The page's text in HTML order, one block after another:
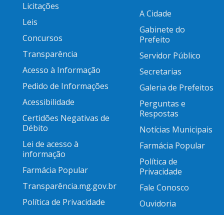
Licitações
Leis
Concursos
Transparência
Acesso à Informação
Pedido de Informações
Acessibilidade
Certidões Negativas de
Débito
Lei de acesso à
informação
Farmácia Popular
Transparência.mg.gov.br
Política de Privacidade
A Cidade
Gabinete do
Prefeito
Servidor Público
Secretarias
Galeria de Prefeitos
Perguntas e
Respostas
Notícias Municipais
Farmácia Popular
Política de
Privacidade
Fale Conosco
Ouvidoria